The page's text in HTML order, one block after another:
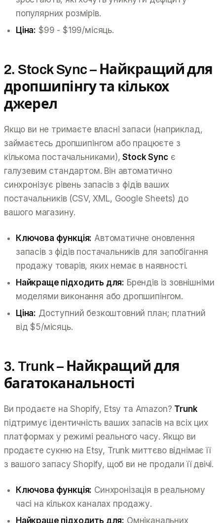
популярних розмірів.
Ціна: $99 - $199/місяць.
2. Stock Sync – Найкращий для
дропшипінгу та кількох
джерел
Якщо ви не тримаєте власні запаси (наприклад,
займаєтесь дропшипінгом або працюєте з
кількома постачальниками),Stock Syncє
галузевим стандартом. Він автоматично
синхронізує рівень запасів з фідів ваших
постачальників (CSV, XML, Google Sheets) до
вашого магазину.
Ключова функція: Автоматичне оновлення
запасів з фідів постачальників для запобігання
продажу товарів, яких немає в наявності.
Найкраще підходить для: Брендів із зовнішніми
моделями виконання або дропшипінгом.
Ціна: Доступний безкоштовний план; платний
від $5/місяць.
3. Trunk – Найкращий для
багатоканальності
Ви продаєте на Shopify, Etsy та Amazon? Trunk
підтримує ідентичність ваших запасів на всіх цих
платформах у режимі реального часу. Якщо ви
продаєте сукню на Etsy, Trunk миттєво віднімає її
з вашого запасу Shopify, щоб ви не продали її двічі.
Ключова функція: Синхронізація в реальному
часі на кількох каналах продажу.
Найкраще підходить для: Омніканальних